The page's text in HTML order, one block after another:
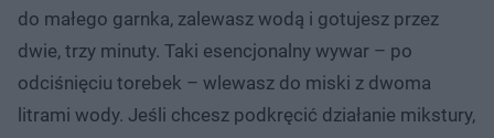
do małego garnka, zalewasz wodą i gotujesz przez
dwie, trzy minuty. Taki esencjonalny wywar – po
odciśnięciu torebek – wlewasz do miski z dwoma
litrami wody. Jeśli chcesz podkręcić działanie mikstury,